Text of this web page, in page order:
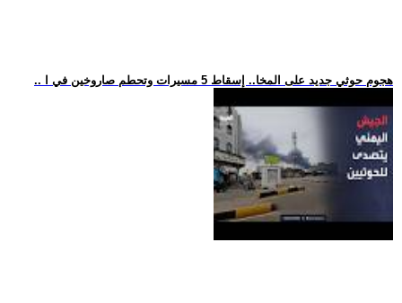
.. هجوم حوثي جديد على المخا.. إسقاط 5 مسيرات وتحطم صاروخين في ا